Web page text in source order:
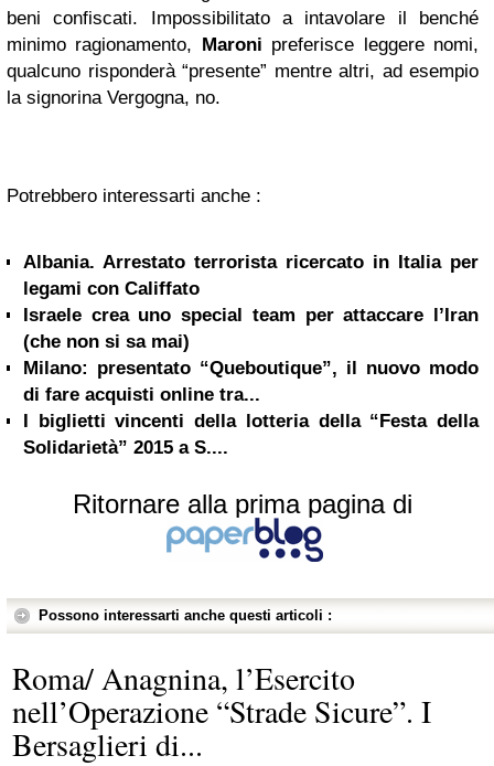
beni confiscati. Impossibilitato a intavolare il benché
minimo ragionamento, Maroni preferisce leggere nomi,
qualcuno risponderà “presente” mentre altri, ad esempio
la signorina Vergogna, no.
Potrebbero interessarti anche :
Albania. Arrestato terrorista ricercato in Italia per
legami con Califfato
Israele crea uno special team per attaccare l’Iran
(che non si sa mai)
Milano: presentato “Queboutique”, il nuovo modo
di fare acquisti online tra...
I biglietti vincenti della lotteria della “Festa della
Solidarietà” 2015 a S....
Ritornare alla prima pagina di
Possono interessarti anche questi articoli :
Roma/ Anagnina, l’Esercito
nell’Operazione “Strade Sicure”. I
Bersaglieri di...